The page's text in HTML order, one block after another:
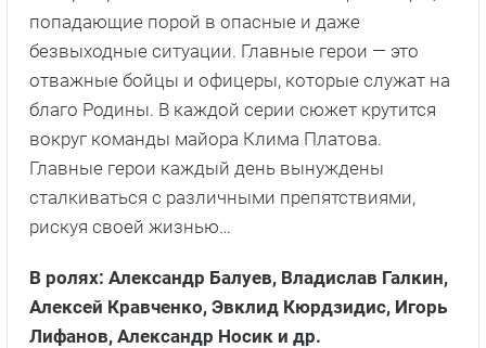
попадающие порой в опасные и даже
безвыходные ситуации. Главные герои — это
отважные бойцы и офицеры, которые служат на
благо Родины. В каждой серии сюжет крутится
вокруг команды майора Клима Платова.
Главные герои каждый день вынуждены
сталкиваться с различными препятствиями,
рискуя своей жизнью…
В ролях: Александр Балуев, Владислав Галкин,
Алексей Кравченко, Эвклид Кюрдзидис, Игорь
Лифанов, Александр Носик и др.